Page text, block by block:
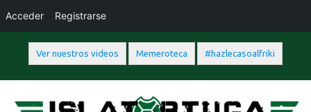
Ver nuestros videos Memeroteca #hazlecasoalfriki
contenido
Acceder Registrarse